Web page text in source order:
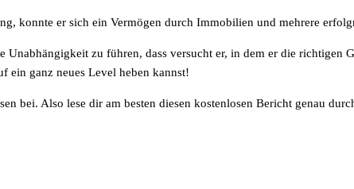
konnte er sich ein Vermögen durch Immobilien und mehrere
Unabhängigkeit zu führen, dass versucht er, in dem er die
ein ganz neues Level heben kannst!
bei. Also lese dir am besten diesen kostenlosen Bericht genau